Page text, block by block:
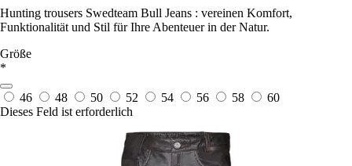
Hunting trousers Swedteam Bull Jeans : vereinen Komfort,
Funktionalität und Stil für Ihre Abenteuer in der Natur.
Größe
*
46 48 50 52 54 56 58
60
Dieses Feld ist erforderlich